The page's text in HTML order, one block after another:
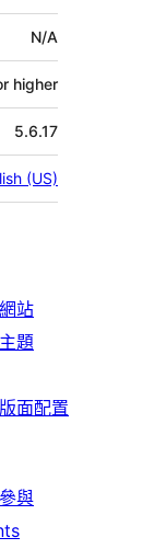
N/A
higher
5.6.17
(US)
站
題
面配置
與